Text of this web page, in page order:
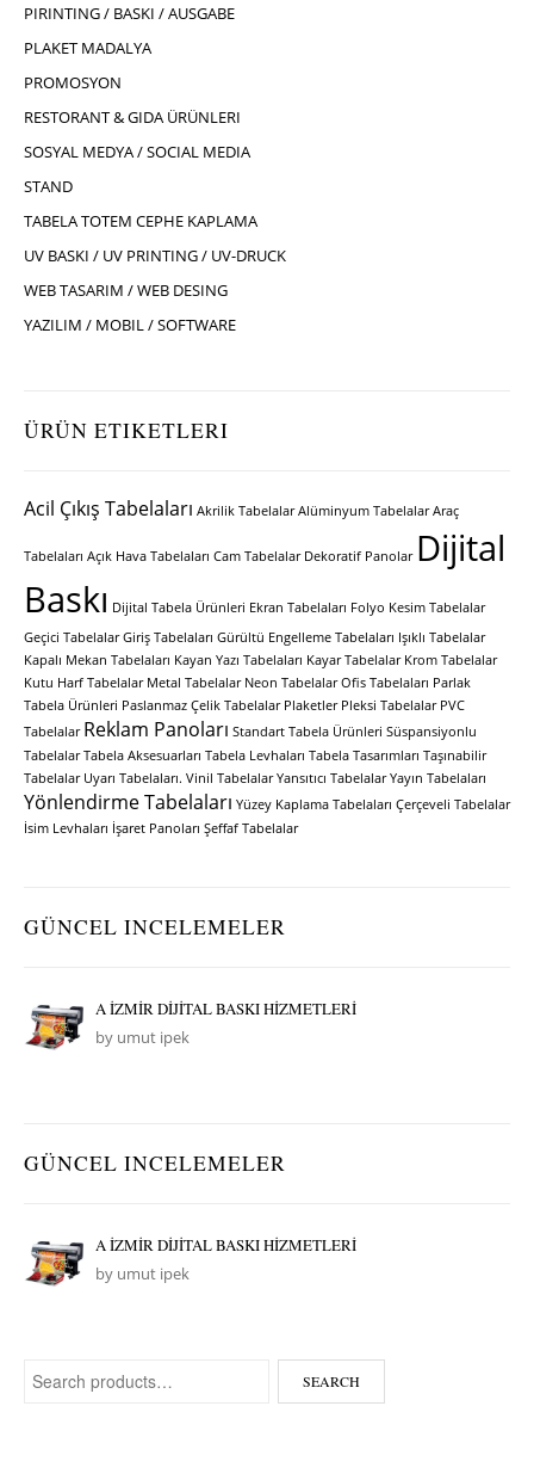
PIRINTING / BASKI / AUSGABE
PLAKET MADALYA
PROMOSYON
RESTORANT & GIDA ÜRÜNLERI
SOSYAL MEDYA / SOCIAL MEDIA
STAND
TABELA TOTEM CEPHE KAPLAMA
UV BASKI / UV PRINTING / UV-DRUCK
WEB TASARIM / WEB DESING
YAZILIM / MOBIL / SOFTWARE
ÜRÜN ETIKETLERI
Acil Çıkış Tabelaları Akrilik Tabelalar Alüminyum Tabelalar Araç
Tabelaları Açık Hava Tabelaları Cam Tabelalar Dekoratif Panolar Dijital
Baskı Dijital Tabela Ürünleri Ekran Tabelaları Folyo Kesim Tabelalar
Geçici Tabelalar Giriş Tabelaları Gürültü Engelleme Tabelaları Işıklı Tabelalar
Kapalı Mekan Tabelaları Kayan Yazı Tabelaları Kayar Tabelalar Krom Tabelalar
Kutu Harf Tabelalar Metal Tabelalar Neon Tabelalar Ofis Tabelaları Parlak
Tabela Ürünleri Paslanmaz Çelik Tabelalar Plaketler Pleksi Tabelalar PVC
Tabelalar Reklam Panoları Standart Tabela Ürünleri Süspansiyonlu
Tabelalar Tabela Aksesuarları Tabela Levhaları Tabela Tasarımları Taşınabilir
Tabelalar Uyarı Tabelaları. Vinil Tabelalar Yansıtıcı Tabelalar Yayın Tabelaları
Yönlendirme Tabelaları Yüzey Kaplama Tabelaları Çerçeveli Tabelalar
İsim Levhaları İşaret Panoları Şeffaf Tabelalar
GÜNCEL INCELEMELER
A İZMİR DİJİTAL BASKI HİZMETLERİ
by umut ipek
GÜNCEL INCELEMELER
A İZMİR DİJİTAL BASKI HİZMETLERİ
by umut ipek
Search for: SEARCH